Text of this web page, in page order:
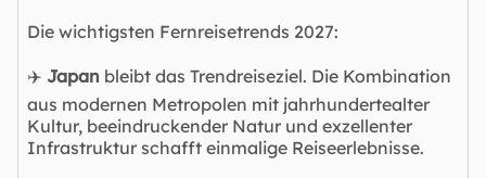
Die wichtigsten Fernreisetrends 2027:
✈️ Japan bleibt das Trendreiseziel. Die Kombination
aus modernen Metropolen mit jahrhundertealter
Kultur, beeindruckender Natur und exzellenter
Infrastruktur schafft einmalige Reiseerlebnisse.